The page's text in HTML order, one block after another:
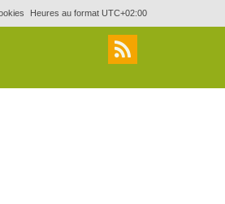
Heures au format UTC+02:00